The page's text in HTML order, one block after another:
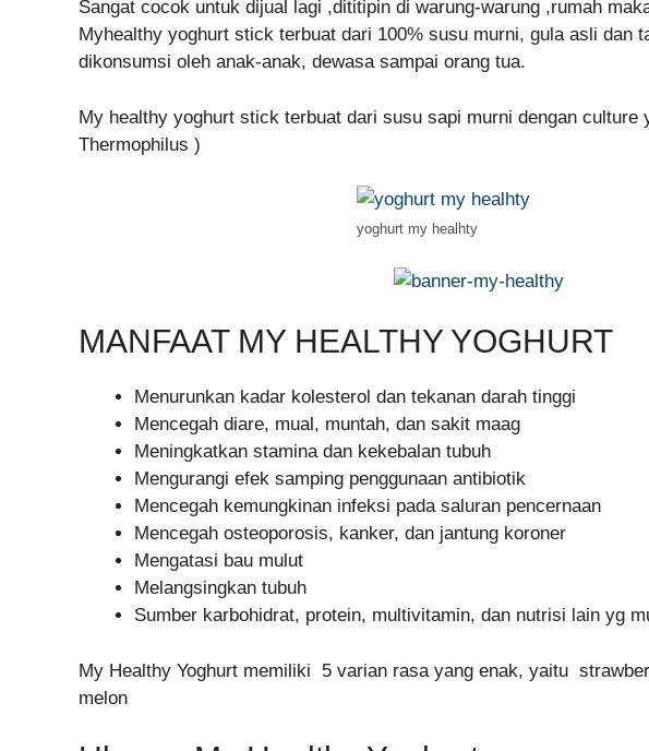
Sangat cocok untuk dijual lagi ,dititipin di warung-warung ,rumah
Myhealthy yoghurt stick terbuat dari 100% susu murni, gula asli dan
dikonsumsi oleh anak-anak, dewasa sampai orang tua.
My healthy yoghurt stick terbuat dari susu sapi murni dengan culture
Thermophilus )
yoghurt my healhty
MANFAAT MY HEALTHY YOGHURT
Menurunkan kadar kolesterol dan tekanan darah tinggi
Mencegah diare, mual, muntah, dan sakit maag
Meningkatkan stamina dan kekebalan tubuh
Mengurangi efek samping penggunaan antibiotik
Mencegah kemungkinan infeksi pada saluran pencernaan
Mencegah osteoporosis, kanker, dan jantung koroner
Mengatasi bau mulut
Melangsingkan tubuh
Sumber karbohidrat, protein, multivitamin, dan nutrisi lain yg
My Healthy Yoghurt memiliki 5 varian rasa yang enak, yaitu
melon